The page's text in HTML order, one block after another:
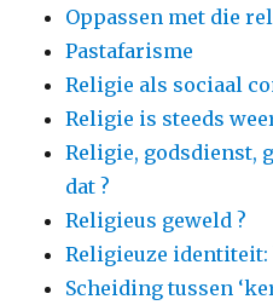
Oppassen met die
Pastafarisme
Religie als sociaal
Religie is steeds
Religie, godsdienst,
dat ?
Religieus geweld ?
Religieuze identiteit:
Scheiding tussen